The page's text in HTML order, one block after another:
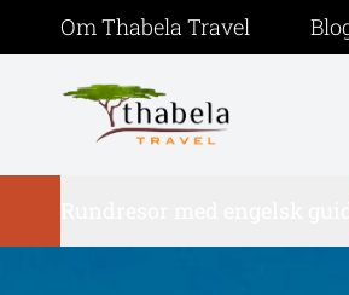
Om Thabela Travel